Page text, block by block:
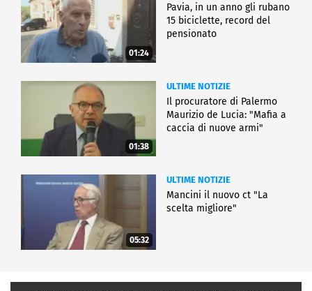
01:24
Pavia, in un anno gli rubano
15 biciclette, record del
pensionato
01:38
ULTIME NOTIZIE
Il procuratore di Palermo
Maurizio de Lucia: "Mafia a
caccia di nuove armi"
05:32
ULTIME NOTIZIE
Mancini il nuovo ct "La
scelta migliore"